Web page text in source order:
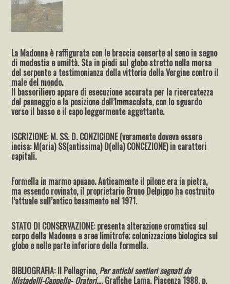
La Madonna è raffigurata con le braccia conserte al seno in segno
di modestia e umiltà. Sta in piedi sul globo stretto nella morsa
del serpente a testimonianza della vittoria della Vergine contro il
male del mondo.
Il bassorilievo appare di esecuzione accurata per la ricercatezza
del panneggio e la posizione dell’Immacolata, con lo sguardo
verso il basso e il capo leggermente aggettante.
ISCRIZIONE: M. SS. D. CONZICIONE (veramente doveva essere
incisa: M(aria) SS(antissima) D(ella) CONCEZIONE) in caratteri
capitali.
Formella in marmo apuano. Anticamente il pilone era in pietra,
ma essendo rovinato, il proprietario Bruno Delpippo ha costruito
l’attuale sull’antico basamento nel 1971.
STATO DI CONSERVAZIONE: presenta alterazione cromatica sul
corpo della Madonna e aree limitrofe; colonizzazione biologica sul
globo e nelle parte inferiore della formella.
BIBLIOGRAFIA: Il Pellegrino,Per antichi sentieri segnati da
Mistadelli-Cappelle- Oratori…, Grafiche Lama, Piacenza 1988, p.